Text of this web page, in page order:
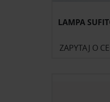
LAMPA
ZAPYTAJ O